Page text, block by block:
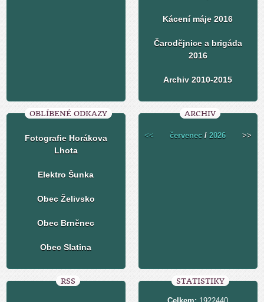
Kácení máje 2016
Čarodějnice a brigáda
2016
Archiv 2010-2015
OBLÍBENÉ ODKAZY
Fotografie Horákova
Lhota
Elektro Šunka
Obec Želivsko
Obec Brněnec
Obec Slatina
ARCHIV
<< červenec /2026 >>
RSS STATISTIKY